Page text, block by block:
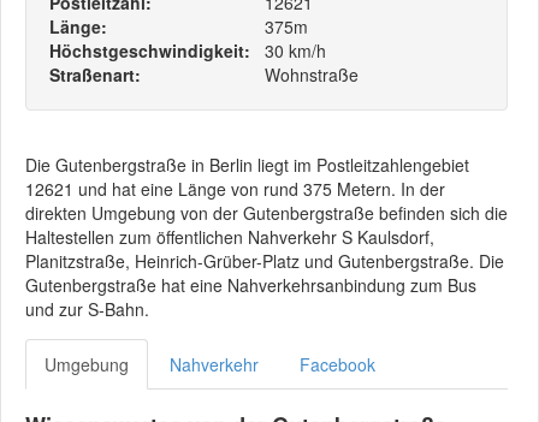
Länge:
375m
Höchstgeschwindigkeit:
30 km/h
Straßenart:
Wohnstraße
Die Gutenbergstraße in Berlin liegt im Postleitzahlengebiet
12621 und hat eine Länge von rund 375 Metern. In der
direkten Umgebung von der Gutenbergstraße befinden sich die
Haltestellen zum öffentlichen Nahverkehr S Kaulsdorf,
Planitzstraße, Heinrich-Grüber-Platz und Gutenbergstraße. Die
Gutenbergstraße hat eine Nahverkehrsanbindung zum Bus
und zur S-Bahn.
Umgebung Nahverkehr Facebook